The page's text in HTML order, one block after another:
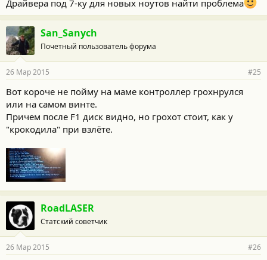
Драйвера под 7-ку для новых ноутов найти проблема
San_Sanych
Почетный пользователь форума
26 Мар 2015 #25
Вот короче не пойму на маме контроллер грохнрулся
или на самом винте.
Причем после F1 диск видно, но грохот стоит, как у
"крокодила" при взлёте.
RoadLASER
Статский советчик
26 Мар 2015 #26